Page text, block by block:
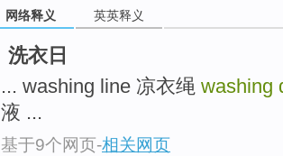
网络释义 英英释义
洗衣日
... washing line 凉衣绳 washing
液 ...
基于9个网页-相关网页